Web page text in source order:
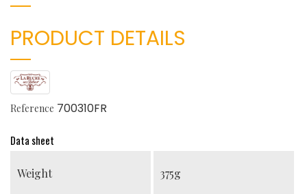
PRODUCT DETAILS
Reference 700310FR
Data sheet
Weight 375g